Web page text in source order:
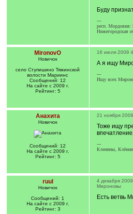
Буду
---
респ. Мордовия:
Нижегородская
MironovO
Новичок
село Ступишино Тяжинской
волости Мариинс
Сообщений: 12
На сайте с 2009 г.
Рейтинг: 5
16 июля 2009
А я ищу
---
Ищу всех
Анахита
Новичок
Сообщений: 12
На сайте с 2009 г.
Рейтинг: 5
21 ноября
Тоже ищу
---
Кленины,
ruul
Новичок
Сообщений: 1
На сайте с 2009 г.
Рейтинг: 3
4 декабря
Мироновы
Есть ветвь